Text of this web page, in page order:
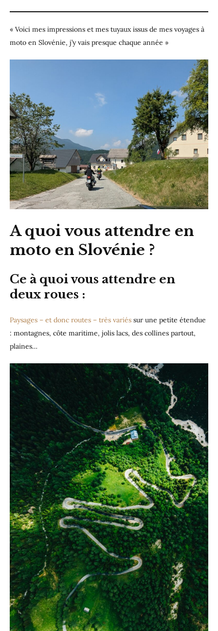
« Voici mes impressions et mes tuyaux issus de mes voyages à
moto en Slovénie, j’y vais presque chaque année »
A quoi vous attendre en
moto en Slovénie ?
Ce à quoi vous attendre en
deux roues :
Paysages – et donc routes – très variés sur une petite étendue
: montagnes, côte maritime, jolis lacs, des collines partout,
plaines…